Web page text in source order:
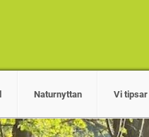
Naturnyttan Vi tipsar